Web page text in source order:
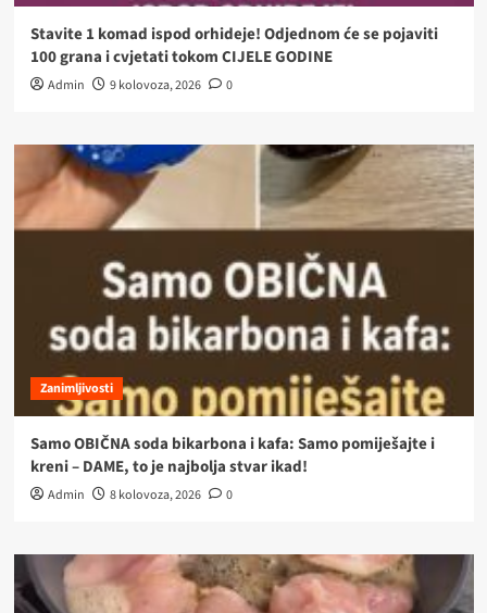
Stavite 1 komad ispod orhideje! Odjednom će se pojaviti
100 grana i cvjetati tokom CIJELE GODINE
Admin 9 kolovoza, 2026 0
Zanimljivosti
Samo OBIČNA soda bikarbona i kafa: Samo pomiješajte i
kreni – DAME, to je najbolja stvar ikad!
Admin 8 kolovoza, 2026 0